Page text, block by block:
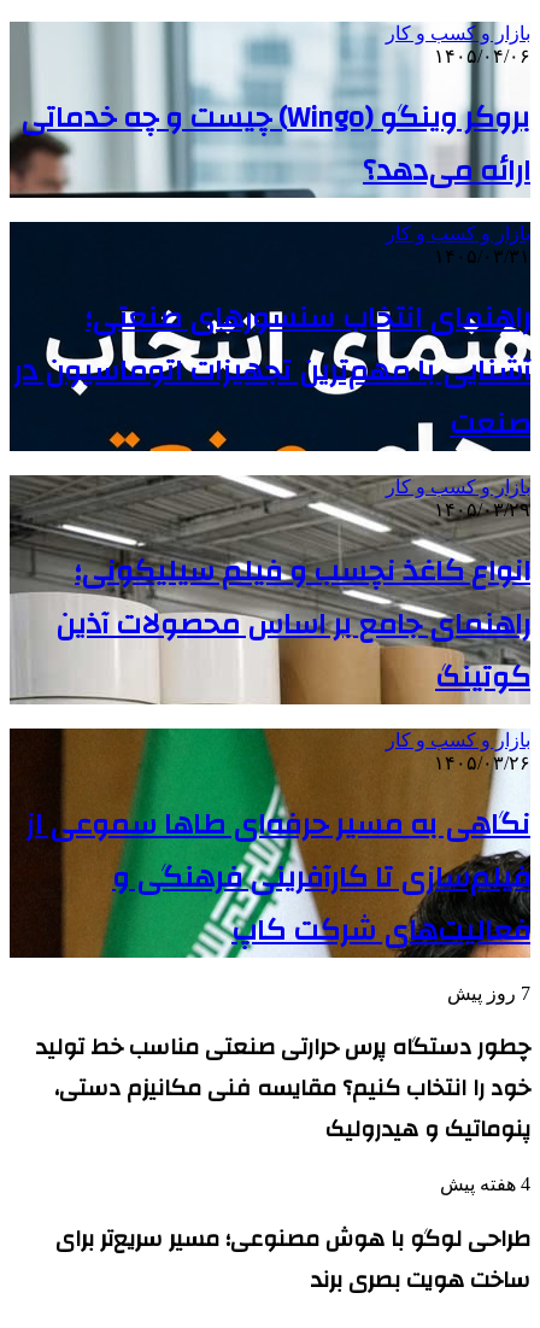
بازار و کسب و کار
۱۴۰۵/۰۴/۰۶
بروکر وینگو (Wingo) چیست و چه خدماتی
ارائه می‌دهد؟
بازار و کسب و کار
۱۴۰۵/۰۳/۳۱
راهنمای انتخاب سنسورهای صنعتی؛
آشنایی با مهم‌ترین تجهیزات اتوماسیون در
صنعت
بازار و کسب و کار
۱۴۰۵/۰۳/۲۹
انواع کاغذ نچسب و فیلم سیلیکونی؛
راهنمای جامع بر اساس محصولات آذین
کوتینگ
بازار و کسب و کار
۱۴۰۵/۰۳/۲۶
نگاهی به مسیر حرفه‌ای طاها سموعی از
فیلم‌سازی تا کارآفرینی فرهنگی و
فعالیت‌های شرکت کاپ
7 روز پیش
چطور دستگاه پرس حرارتی صنعتی مناسب خط تولید
خود را انتخاب کنیم؟ مقایسه فنی مکانیزم دستی،
پنوماتیک و هیدرولیک
4 هفته پیش
طراحی لوگو با هوش مصنوعی؛ مسیر سریع‌تر برای
ساخت هویت بصری برند